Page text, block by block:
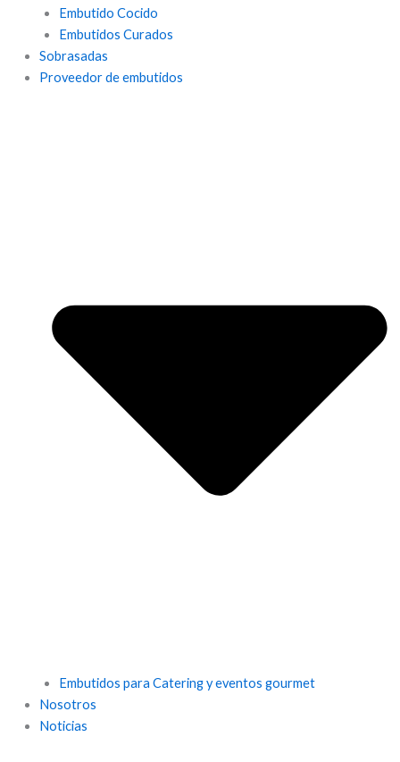
Embutido Cocido
Embutidos Curados
Sobrasadas
Proveedor de embutidos
Embutidos para Catering y eventos gourmet
Nosotros
Noticias